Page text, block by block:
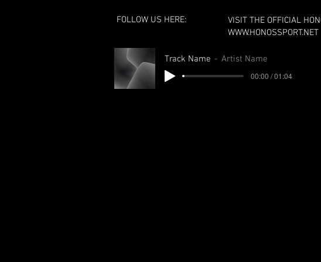
FOLLOW US HERE:
VISIT THE OFFICIAL
WWW.HONOSSPORT.NET
Track Name Artist Name
00:00 / 01:04